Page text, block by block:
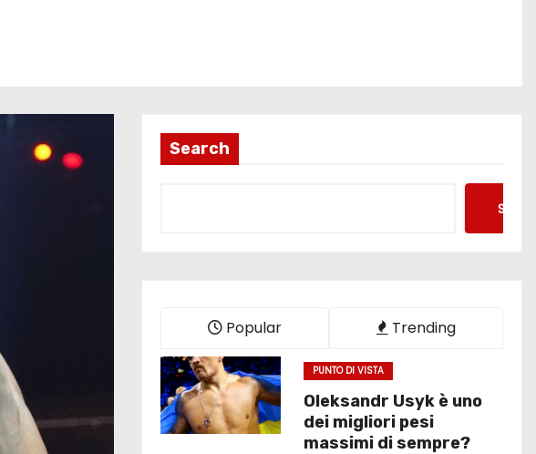
Search
Popular Trending
PUNTO DI VISTA
Oleksandr Usyk è uno
dei migliori pesi
massimi di sempre?